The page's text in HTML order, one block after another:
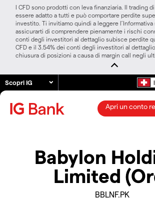
I CFD sono prodotti con leva finanziaria. Il trading
essere adatto a tutti e può comportare perdite
investito. Ti invitiamo quindi a leggere l’Informativa
assicurarti di comprendere pienamente i rischi
conti degli investitori al dettaglio subisce perdite
CFD e il 3.54% dei conti degli investitori al
chiusura di posizioni a causa di margin call negli
Scopri IG
Apri un conto
Babylon
Limited
BBLNF.PK